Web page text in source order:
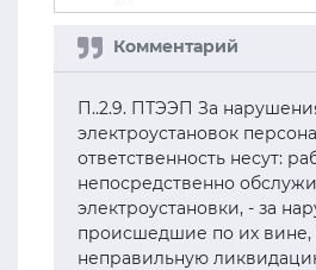
П..2.9. ПТЭЭП За
электроустановок
ответственность несут:
непосредственно
электроустановки, - за
происшедшие по их вине,
неправильную